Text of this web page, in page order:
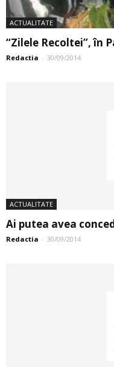
ACTUALITATE
“Zilele Recoltei”, în
Redactia - 30/09/2014
ACTUALITATE
Ai putea avea
Redactia - 30/09/2014